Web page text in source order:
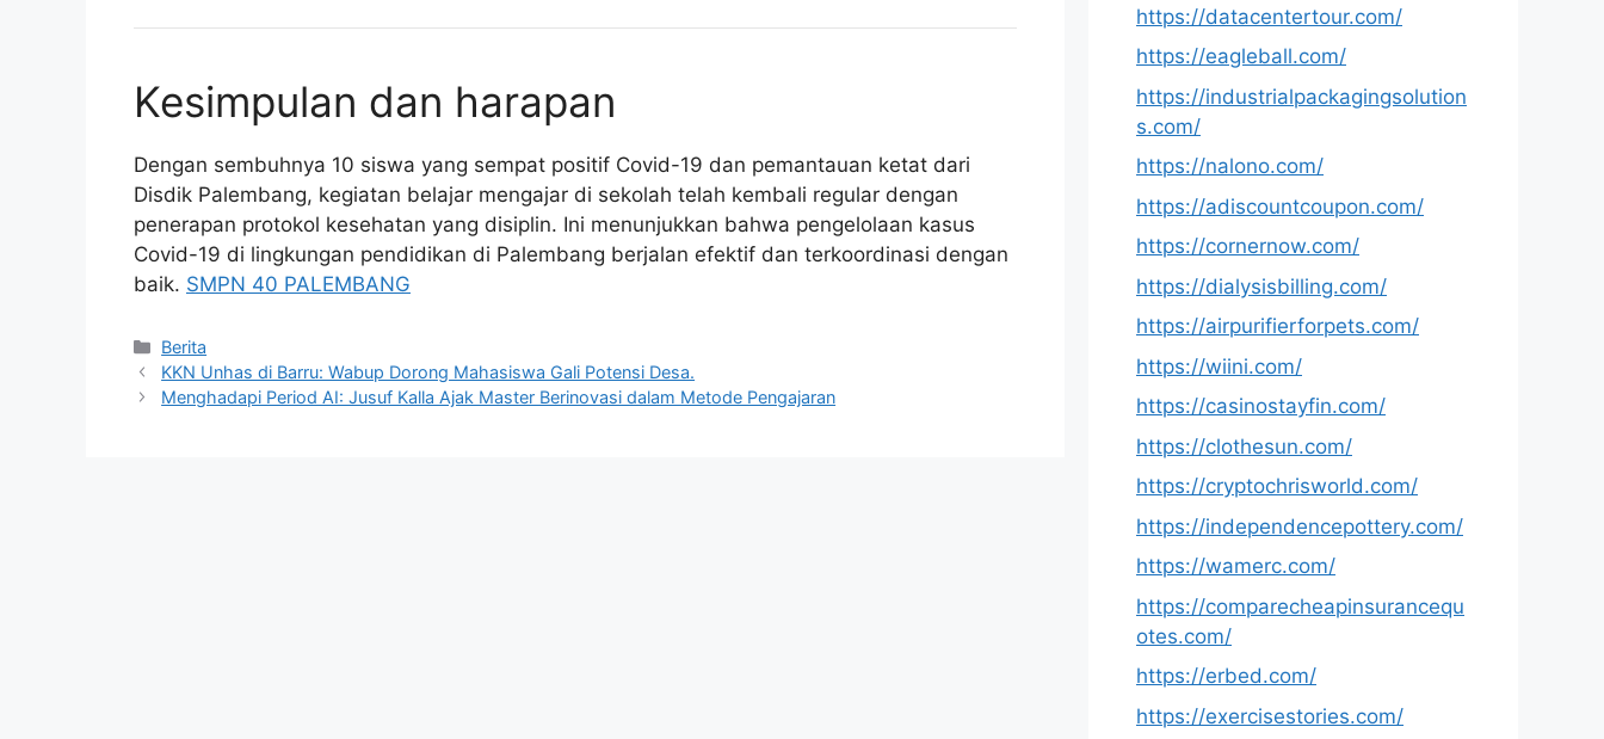
Kesimpulan dan harapan
Dengan sembuhnya 10 siswa yang sempat positif Covid-19 dan pemantauan ketat dari
Disdik Palembang, kegiatan belajar mengajar di sekolah telah kembali regular dengan
penerapan protokol kesehatan yang disiplin. Ini menunjukkan bahwa pengelolaan kasus
Covid-19 di lingkungan pendidikan di Palembang berjalan efektif dan terkoordinasi dengan
baik. SMPN 40 PALEMBANG
Kategori
Berita
KKN Unhas di Barru: Wabup Dorong Mahasiswa Gali Potensi Desa.
Menghadapi Period AI: Jusuf Kalla Ajak Master Berinovasi dalam Metode Pengajaran
https://datacentertour.com/
https://eagleball.com/
https://industrialpackagingsolution
s.com/
https://nalono.com/
https://adiscountcoupon.com/
https://cornernow.com/
https://dialysisbilling.com/
https://airpurifierforpets.com/
https://wiini.com/
https://casinostayfin.com/
https://clothesun.com/
https://cryptochrisworld.com/
https://independencepottery.com/
https://wamerc.com/
https://comparecheapinsurancequ
otes.com/
https://erbed.com/
https://exercisestories.com/